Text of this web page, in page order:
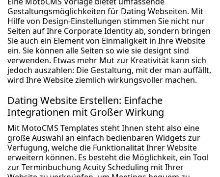
Gestaltungsmöglichkeiten für Dating Webseiten. Mit
Hilfe von Design-Einstellungen stimmen Sie nicht nur
Seiten auf Ihre Corporate Identity ab, sondern bringen
Sie auch ein Element von Einmaligkeit in Ihre Website
ein. Sie können alle Seiten so wie sie designt sind
verwenden. Etwas mehr Mut zur Kreativität kann sich
jedoch auszahlen: Die Gestaltung, mit der man auffällt,
wird Ihre Website ziemlich wirkungsvoller machen.
Dating Website Erstellen: Einfache
Integrationen mit Großer Wirkung
Mit MotoCMS Templates steht Ihnen steht also eine
große Auswahl an einfach bedienbaren Widgets zur
Verfügung, welche die Funktionalität Ihrer Website
erweitern können. Es besteht die Möglichkeit, ein Tool
zur Terminbuchung Acuity Scheduling mit Ihrer